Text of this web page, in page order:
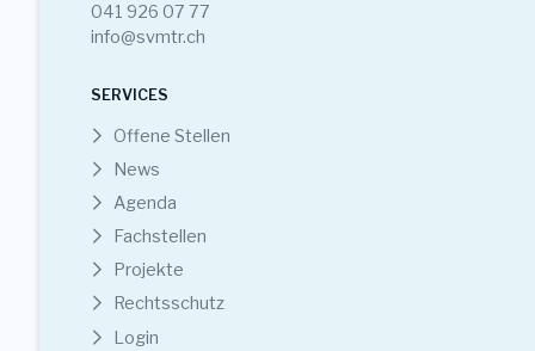
041 926 07 77
info@svmtr.ch
SERVICES
Offene Stellen
News
Agenda
Fachstellen
Projekte
Rechtsschutz
Login